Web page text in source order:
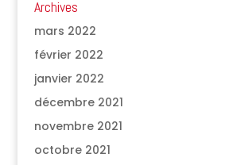
Archives
mars 2022
février 2022
janvier 2022
décembre 2021
novembre 2021
octobre 2021